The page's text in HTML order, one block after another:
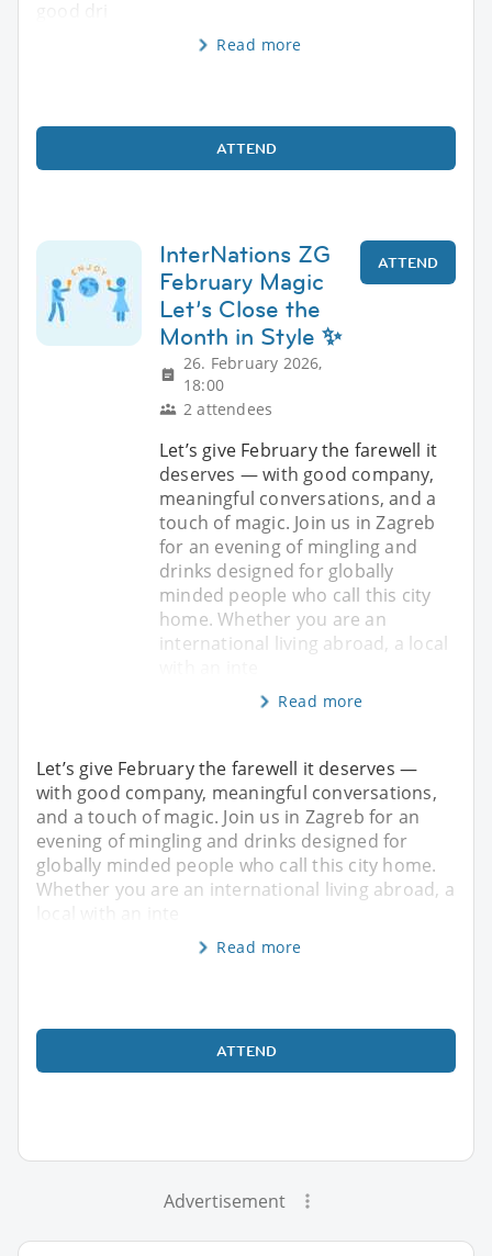
Read more
ATTEND
InterNations ZG
February Magic
Let’s Close the
Month in Style ✨
26. February 2026,
18:00
2 attendees
ATTEND
Let’s give February the farewell it
deserves — with good company,
meaningful conversations, and a
touch of magic. Join us in Zagreb
for an evening of mingling and
drinks designed for globally
minded people who call this city
home. Whether you are an
international living abroad, a local
Read more
Let’s give February the farewell it deserves —
with good company, meaningful conversations,
and a touch of magic. Join us in Zagreb for an
evening of mingling and drinks designed for
globally minded people who call this city home.
Whether you are an international living abroad, a
Read more
ATTEND
Advertisement